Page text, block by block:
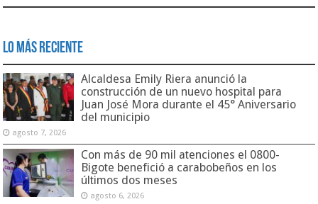
Lo Más Reciente
Alcaldesa Emily Riera anunció la
construcción de un nuevo hospital para
Juan José Mora durante el 45° Aniversario
del municipio
agosto 7, 2026
Con más de 90 mil atenciones el 0800-
Bigote benefició a carabobeños en los
últimos dos meses
agosto 6, 2026